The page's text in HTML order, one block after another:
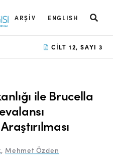
ARŞIV ENGLISH
CILT 12, SAYI 3
ile Brucella
,Mehmet Özden